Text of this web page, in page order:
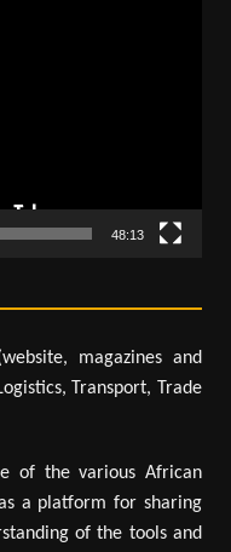
48:13
magazines and
Transport, Trade
of the various African
a platform for sharing
of the tools and